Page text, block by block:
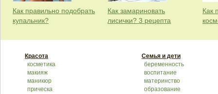
Как правильно подобрать
купальник?
Как замариновать
лисички? 3 рецепта
Как
Красота
косметика
макияж
маникюр
прическа
Семья и дети
беременность
воспитание
материнство
образование